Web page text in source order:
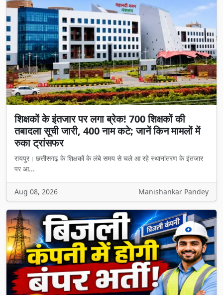
शिक्षकों के इंतजार पर लगा ब्रेक! 700 शिक्षकों की
तबादला सूची जारी, 400 नाम कटे; जानें किन मामलों में
रुका ट्रांसफर
रायपुर। छत्तीसगढ़ के शिक्षकों के लंबे समय से चले आ रहे स्थानांतरण के इंतजार
पर आ...
Aug 08, 2026 Manishankar Pandey